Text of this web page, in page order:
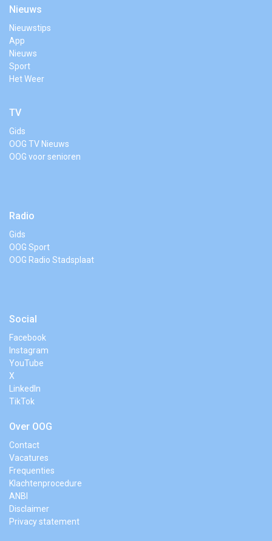
Nieuws
Nieuwstips
App
Nieuws
Sport
Het Weer
TV
Gids
OOG TV Nieuws
OOG voor senioren
Radio
Gids
OOG Sport
OOG Radio Stadsplaat
Social
Facebook
Instagram
YouTube
X
LinkedIn
TikTok
Over OOG
Contact
Vacatures
Frequenties
Klachtenprocedure
ANBI
Disclaimer
Privacy statement